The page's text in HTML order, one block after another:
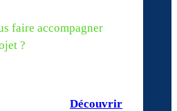
faire accompagner
?
Découvrir